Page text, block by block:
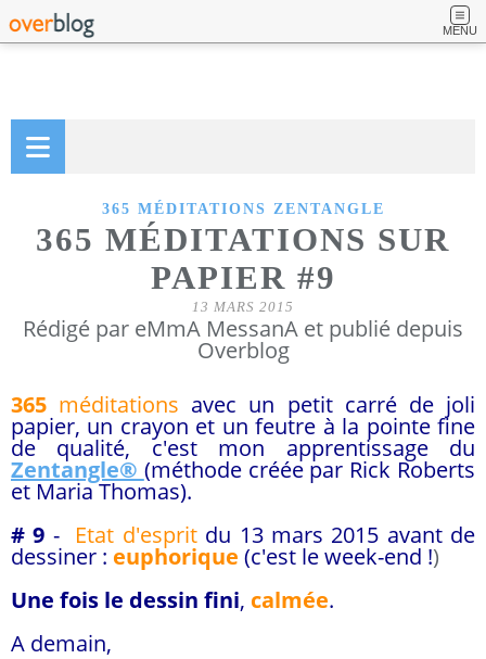
MENU
365 MÉDITATIONS ZENTANGLE
365 MÉDITATIONS SUR
PAPIER #9
13 MARS 2015
Rédigé par eMmA MessanA et publié depuis
Overblog
365 méditations avec un petit carré de joli
papier, un crayon et un feutre à la pointe fine
de qualité, c'est mon apprentissage du
Zentangle® (méthode créée par Rick Roberts
et Maria Thomas).
# 9 - Etat d'esprit du 13 mars 2015 avant de
dessiner : euphorique (c'est le week-end !)
Une fois le dessin fini, calmée.
A demain,